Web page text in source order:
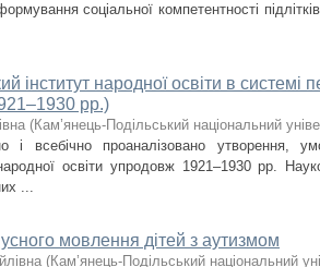
соціальної компетентності
інститут народної освіти в системі
рр.)
(Кам’янець-Подільський національний
і всебічно проаналізовано утворення,
народної освіти упродовж 1921–1930 рр.
...
мовлення дітей з аутизмом
(Кам’янець-Подільський національний